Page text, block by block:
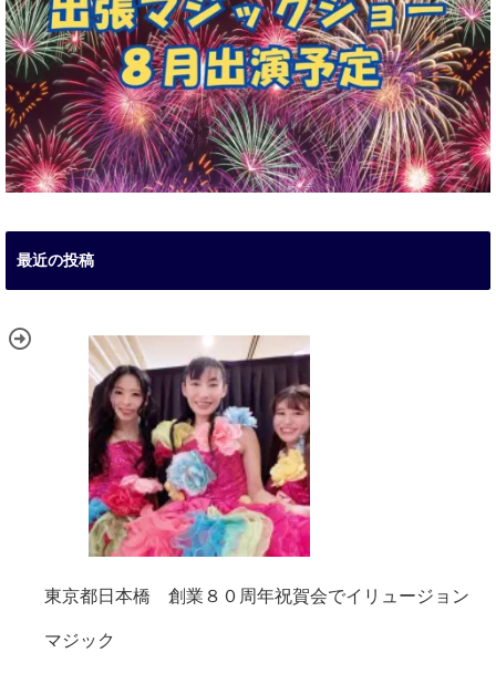
最近の投稿
東京都日本橋 創業８０周年祝賀会でイリュージョン
マジック